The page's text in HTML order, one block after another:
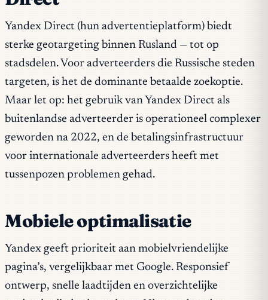
Yandex Direct (hun advertentieplatform) biedt
sterke geotargeting binnen Rusland — tot op
stadsdelen. Voor adverteerders die Russische steden
targeten, is het de dominante betaalde zoekoptie.
Maar let op: het gebruik van Yandex Direct als
buitenlandse adverteerder is operationeel complexer
geworden na 2022, en de betalingsinfrastructuur
voor internationale adverteerders heeft met
tussenpozen problemen gehad.
Mobiele optimalisatie
Yandex geeft prioriteit aan mobielvriendelijke
pagina’s, vergelijkbaar met Google. Responsief
ontwerp, snelle laadtijden en overzichtelijke